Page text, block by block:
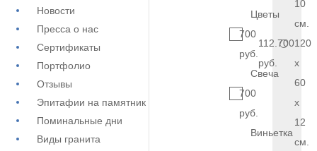
Новости
Пресса о нас
Сертификаты
Портфолио
Отзывы
Эпитафии на памятник
Поминальные дни
Виды гранита
Цветы
700
руб.
Свеча
700
руб.
Виньетка
10
см.
112.700
руб.
120
x
60
x
12
см.